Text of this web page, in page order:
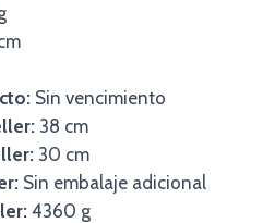
Sin vencimiento
38 cm
30 cm
Sin embalaje adicional
4360 g